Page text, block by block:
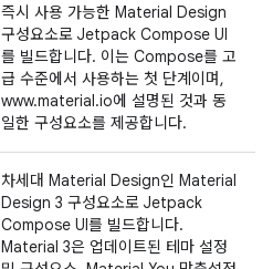
즉시 사용 가능한 Material Design
구성요소로 Jetpack Compose UI
를 빌드합니다. 이는 Compose를 고
급 수준에서 사용하는 첫 단계이며,
www.material.io에 설명된 것과 동
일한 구성요소를 제공합니다.
차세대 Material Design인 Material
Design 3 구성요소로 Jetpack
Compose UI를 빌드합니다.
Material 3은 업데이트된 테마 설정